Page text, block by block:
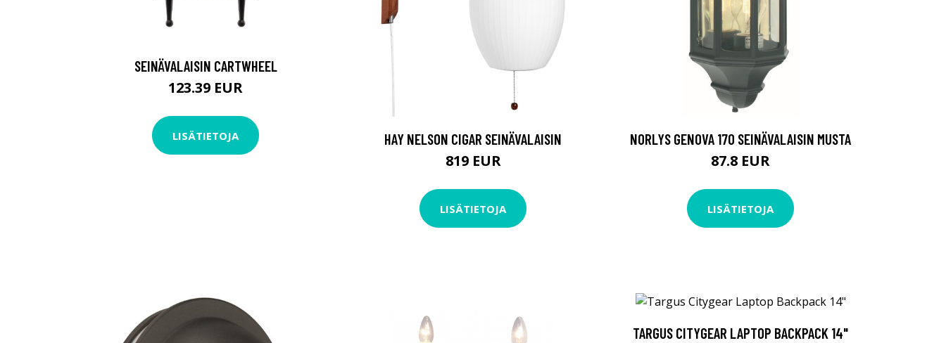
SEINÄVALAISIN CARTWHEEL
123.39 EUR
LISÄTIETOJA HAY NELSON CIGAR SEINÄVALAISIN
819 EUR
LISÄTIETOJA
NORLYS GENOVA 170 SEINÄVALAISIN MUSTA
87.8 EUR
LISÄTIETOJA
TARGUS CITYGEAR LAPTOP BACKPACK 14"